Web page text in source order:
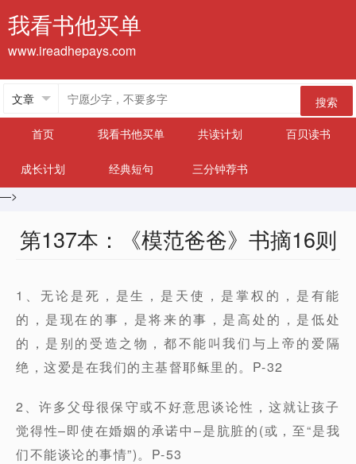
我看书他买单
www.ireadhepays.com
搜索
首页
我看书他买单 共读计划 百贝读书
成长计划 经典短句
三分钟荐书
—>
第137本：《模范爸爸》书摘16则
1、无论是死，是生，是天使，是掌权的，是有能
的，是现在的事，是将来的事，是高处的，是低处
的，是别的受造之物，都不能叫我们与上帝的爱隔
绝，这爱是在我们的主基督耶稣里的。P-32
2、许多父母很保守或不好意思谈论性，这就让孩子
觉得性–即使在婚姻的承诺中–是肮脏的(或，至“是我
们不能谈论的事情”)。P-53